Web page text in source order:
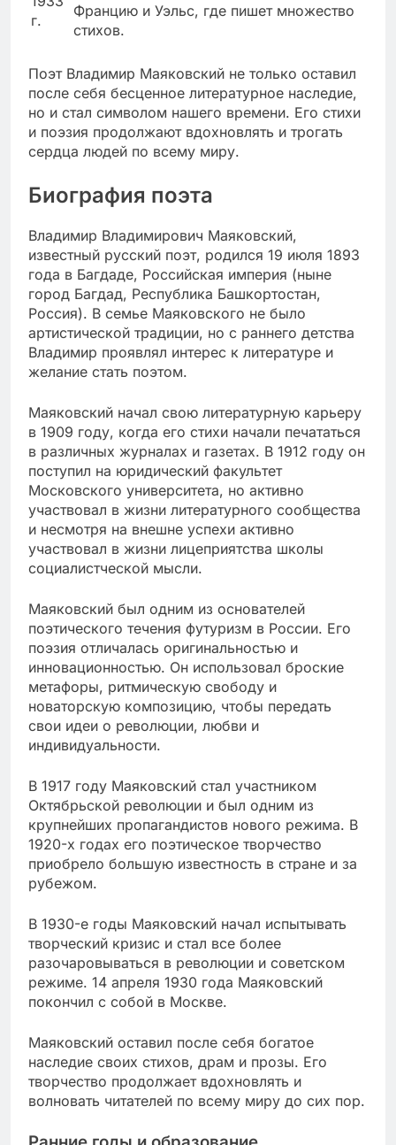
г.
Францию и Уэльс, где пишет множество
стихов.
Поэт Владимир Маяковский не только оставил
после себя бесценное литературное наследие,
но и стал символом нашего времени. Его стихи
и поэзия продолжают вдохновлять и трогать
сердца людей по всему миру.
Биография поэта
Владимир Владимирович Маяковский,
известный русский поэт, родился 19 июля 1893
года в Багдаде, Российская империя (ныне
город Багдад, Республика Башкортостан,
Россия). В семье Маяковского не было
артистической традиции, но с раннего детства
Владимир проявлял интерес к литературе и
желание стать поэтом.
Маяковский начал свою литературную карьеру
в 1909 году, когда его стихи начали печататься
в различных журналах и газетах. В 1912 году он
поступил на юридический факультет
Московского университета, но активно
участвовал в жизни литературного сообщества
и несмотря на внешне успехи активно
участвовал в жизни лицеприятства школы
социалистческой мысли.
Маяковский был одним из основателей
поэтического течения футуризм в России. Его
поэзия отличалась оригинальностью и
инновационностью. Он использовал броские
метафоры, ритмическую свободу и
новаторскую композицию, чтобы передать
свои идеи о революции, любви и
индивидуальности.
В 1917 году Маяковский стал участником
Октябрьской революции и был одним из
крупнейших пропагандистов нового режима. В
1920-х годах его поэтическое творчество
приобрело большую известность в стране и за
рубежом.
В 1930-е годы Маяковский начал испытывать
творческий кризис и стал все более
разочаровываться в революции и советском
режиме. 14 апреля 1930 года Маяковский
покончил с собой в Москве.
Маяковский оставил после себя богатое
наследие своих стихов, драм и прозы. Его
творчество продолжает вдохновлять и
волновать читателей по всему миру до сих пор.